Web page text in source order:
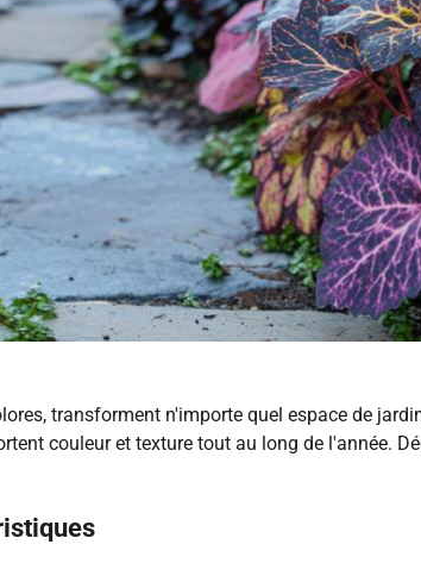
transforment n'importe quel espace de
couleur et texture tout au long de l'année.